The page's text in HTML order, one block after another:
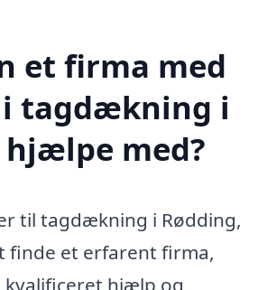
et firma med
i tagdækning i
hjælpe med?
til tagdækning i Rødding,
finde et erfarent firma,
kvalificeret hjælp og